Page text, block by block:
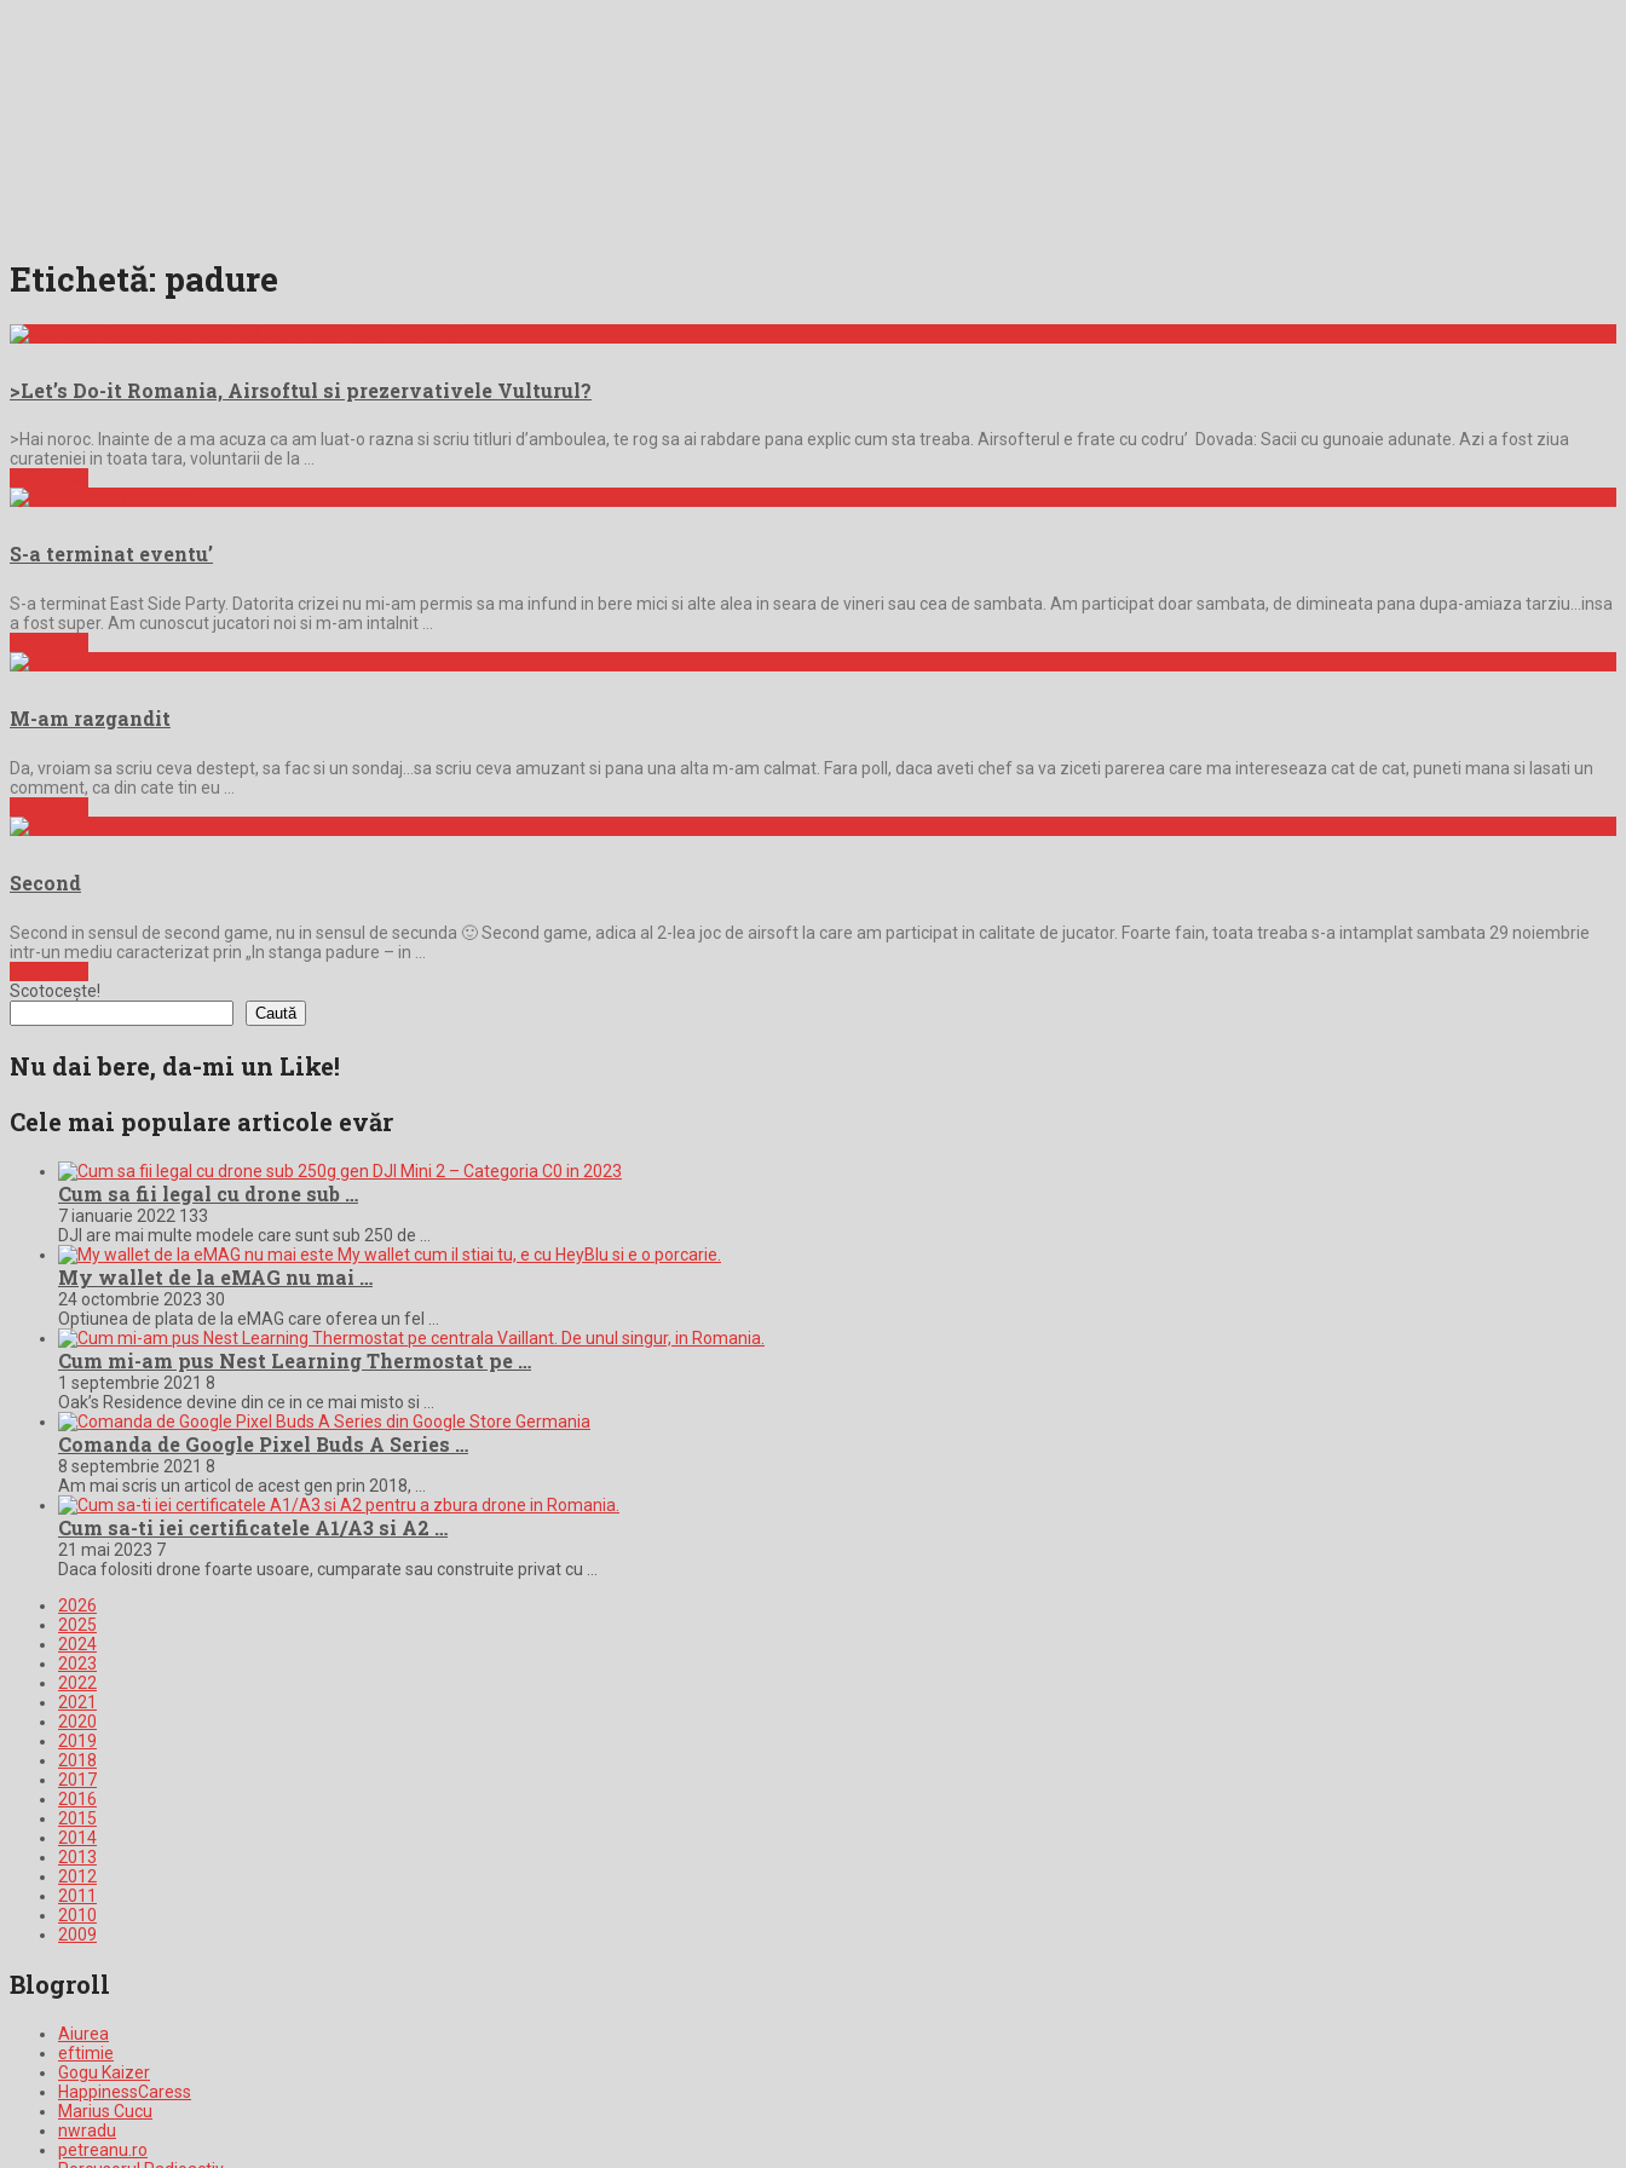
Etichetă: padure
>Let’s Do-it Romania, Airsoftul si prezervativele Vulturul?
>Hai noroc. Inainte de a ma acuza ca am luat-o razna si scriu titluri d’amboulea, te rog sa ai rabdare pana explic cum sta treaba. Airsofterul e frate cu codru’ Dovada: Sacii cu gunoaie adunate. Azi a fost ziua
curateniei in toata tara, voluntarii de la …
S-a terminat eventu’
S-a terminat East Side Party. Datorita crizei nu mi-am permis sa ma infund in bere mici si alte alea in seara de vineri sau cea de sambata. Am participat doar sambata, de dimineata pana dupa-amiaza tarziu…insa
a fost super. Am cunoscut jucatori noi si m-am intalnit …
M-am razgandit
Da, vroiam sa scriu ceva destept, sa fac si un sondaj…sa scriu ceva amuzant si pana una alta m-am calmat. Fara poll, daca aveti chef sa va ziceti parerea care ma intereseaza cat de cat, puneti mana si lasati un
comment, ca din cate tin eu …
Second
Second in sensul de second game, nu in sensul de secunda 🙂 Second game, adica al 2-lea joc de airsoft la care am participat in calitate de jucator. Foarte fain, toata treaba s-a intamplat sambata 29 noiembrie
intr-un mediu caracterizat prin „In stanga padure – in …
Scotocește!
Caută
Nu dai bere, da-mi un Like!
Cele mai populare articole evăr
Cum sa fii legal cu drone sub …
7 ianuarie 2022 133
DJI are mai multe modele care sunt sub 250 de …
My wallet de la eMAG nu mai …
24 octombrie 2023 30
Optiunea de plata de la eMAG care oferea un fel …
Cum mi-am pus Nest Learning Thermostat pe …
1 septembrie 2021 8
Oak’s Residence devine din ce in ce mai misto si …
Comanda de Google Pixel Buds A Series …
8 septembrie 2021 8
Am mai scris un articol de acest gen prin 2018, …
Cum sa-ti iei certificatele A1/A3 si A2 …
21 mai 2023 7
Daca folositi drone foarte usoare, cumparate sau construite privat cu …
2026
2025
2024
2023
2022
2021
2020
2019
2018
2017
2016
2015
2014
2013
2012
2011
2010
2009
Blogroll
Aiurea
eftimie
Gogu Kaizer
HappinessCaress
Marius Cucu
nwradu
petreanu.ro